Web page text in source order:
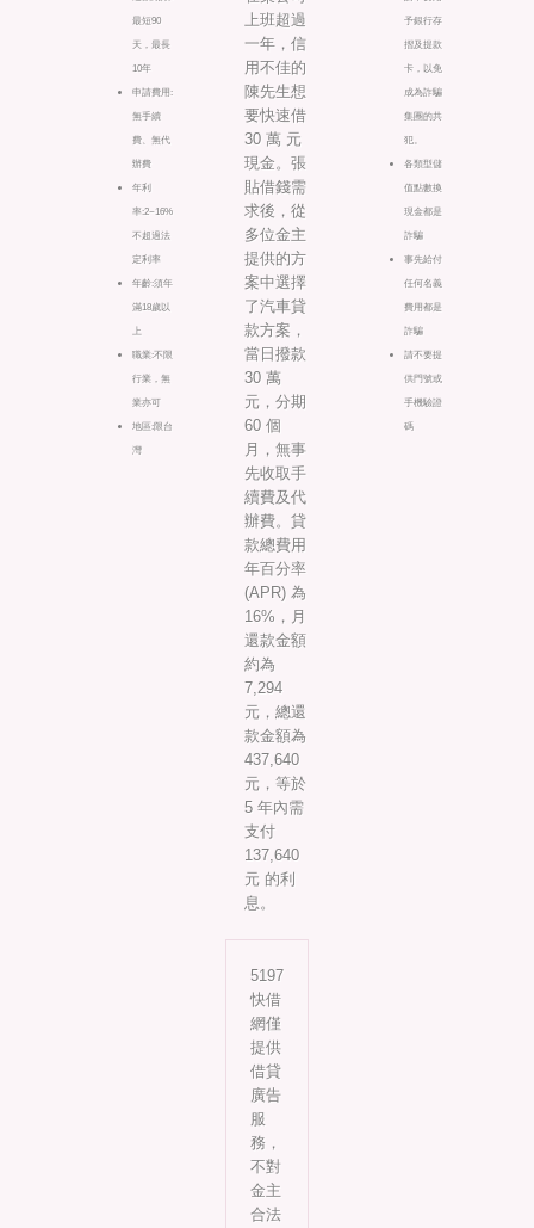
最短90
天，最長
10年
申請費用:
無手續
費、無代
辦費
年利
率:2~16%
不超過法
定利率
年齡:須年
滿18歲以
上
職業:不限
行業，無
業亦可
地區:限台
灣
上班超過
一年，信
用不佳的
陳先生想
要快速借
30 萬 元
現金。張
貼借錢需
求後，從
多位金主
提供的方
案中選擇
了汽車貸
款方案，
當日撥款
30 萬
元，分期
60 個
月，無事
先收取手
續費及代
辦費。貸
款總費用
年百分率
(APR) 為
16%，月
還款金額
約為
7,294
元，總還
款金額為
437,640
元，等於
5 年內需
支付
137,640
元 的利
息。
予銀行存
摺及提款
卡，以免
成為詐騙
集團的共
犯。
各類型儲
值點數換
現金都是
詐騙
事先給付
任何名義
費用都是
詐騙
請不要提
供門號或
手機驗證
碼
5197
快借
網僅
提供
借貸
廣告
服
務，
不對
金主
合法